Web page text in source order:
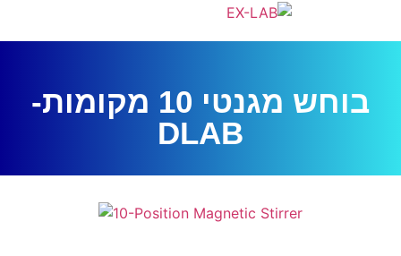
בוחש מגנטי 10 מקומות-
DLAB